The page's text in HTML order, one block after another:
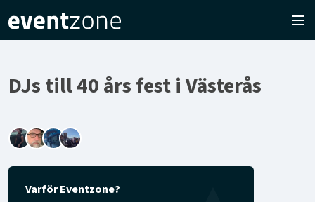
DJs till 40 års fest i Västerås
Varför Eventzone?